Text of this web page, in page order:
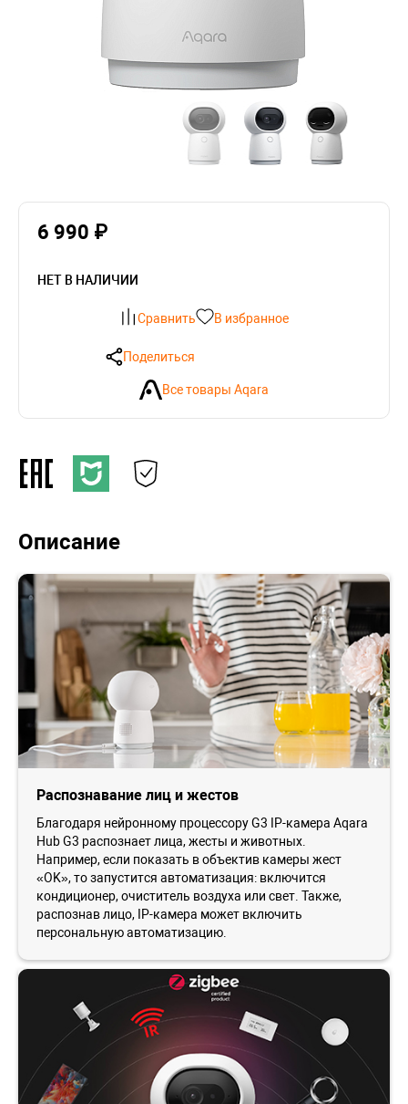
6 990 ₽
НЕТ В НАЛИЧИИ
Сравнить В избранное
Поделиться
Все товары Aqara
Описание
Распознавание лиц и жестов
Благодаря нейронному процессору G3 IP-камера Aqara
Hub G3 распознает лица, жесты и животных.
Например, если показать в объектив камеры жест
«OK», то запустится автоматизация: включится
кондиционер, очиститель воздуха или свет. Также,
распознав лицо, IP-камера может включить
персональную автоматизацию.